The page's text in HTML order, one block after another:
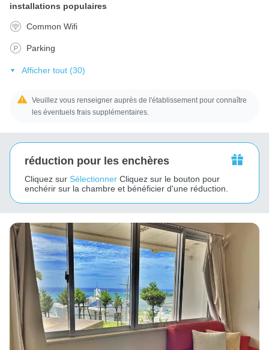
installations populaires
Common Wifi
Parking
Afficher tout (30)
Veuillez vous renseigner auprès de l'établissement pour connaître
les éventuels frais supplémentaires.
réduction pour les enchères
Cliquez sur Sélectionner Cliquez sur le bouton pour
enchérir sur la chambre et bénéficier d'une réduction.